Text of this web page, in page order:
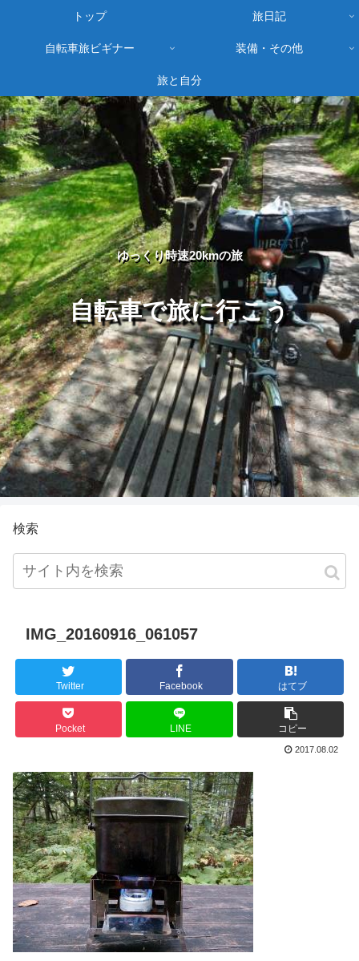
ゆっくり時速20kmの旅
自転車で旅に行こう
トップ 旅日記
自転車旅ビギナー 装備・その他
旅と自分
検索
IMG_20160916_061057
Twitter Facebook はてブ
Pocket LINE コピー
2017.08.02